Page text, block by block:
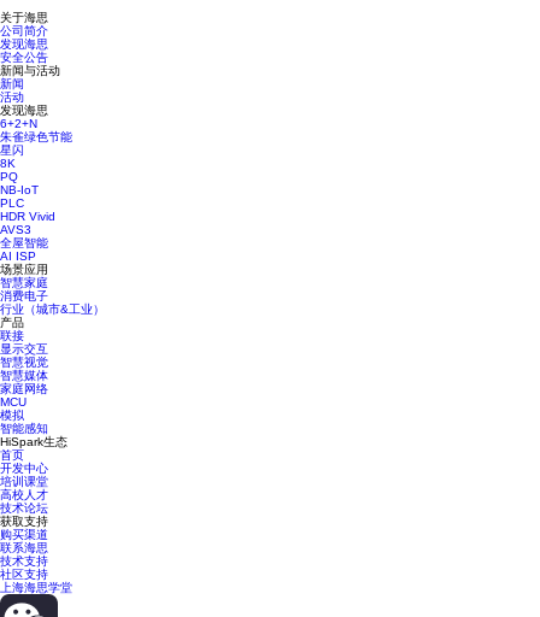
关于海思
公司简介
发现海思
安全公告
新闻与活动
新闻
活动
发现海思
6+2+N
朱雀绿色节能
星闪
8K
PQ
NB-IoT
PLC
HDR Vivid
AVS3
全屋智能
AI ISP
场景应用
智慧家庭
消费电子
行业（城市&工业）
产品
联接
显示交互
智慧视觉
智慧媒体
家庭网络
MCU
模拟
智能感知
HiSpark生态
首页
开发中心
培训课堂
高校人才
技术论坛
获取支持
购买渠道
联系海思
技术支持
社区支持
上海海思学堂